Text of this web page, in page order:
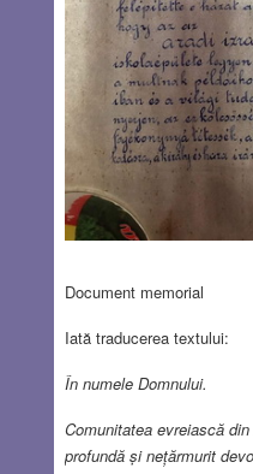
Document memorial
Iată traducerea textului:
În numele Domnului.
Comunitatea evreiască
profundă și nețărmurit